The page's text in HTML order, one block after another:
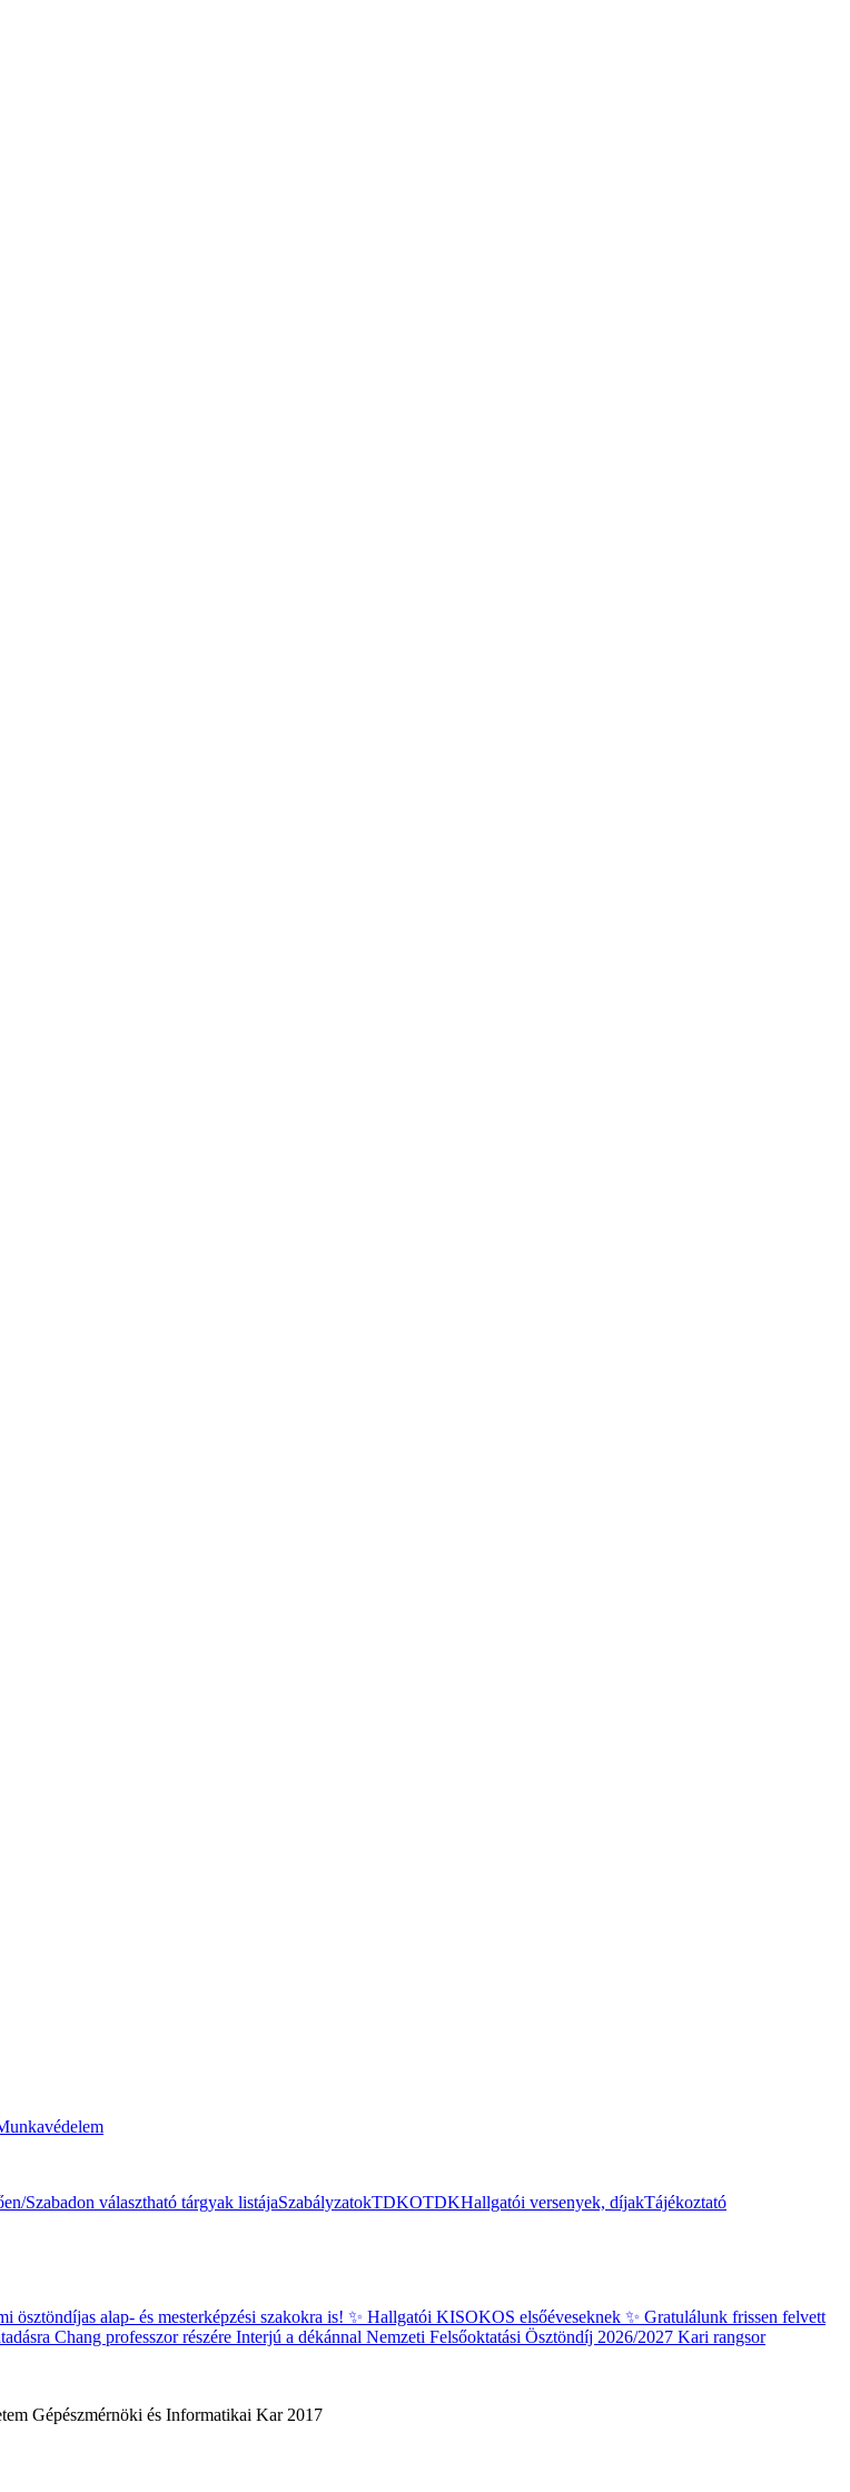
Szabadon választható tárgyak listájaSzabályzatokTDKOTDKHallgatói versenyek, díjakTájékoztató
alap- és mesterképzési szakokra is! ✨ Hallgatói KISOKOS elsőéveseknek ✨ Gratulálunk frissen felvett
Chang professzor részére Interjú a dékánnal Nemzeti Felsőoktatási Ösztöndíj 2026/2027 Kari rangsor
Gépészmérnöki és Informatikai Kar 2017